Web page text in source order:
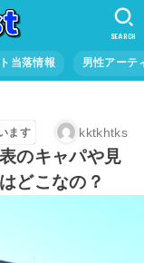
当落情報 男性アーテ
SEARCH
ます kktkhtks
のキャパや見
どこなの？